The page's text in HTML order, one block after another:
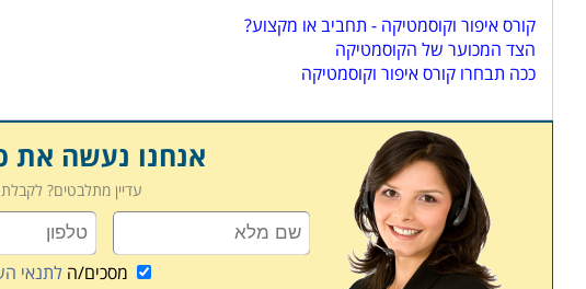
קורס איפור וקוסמטיקה - תחביב או מקצוע?
הצד המכוער של הקוסמטיקה
ככה תבחרו קורס איפור וקוסמטיקה
אנחנו נעשה את
עדיין מתלבטים?
מסכים/הלתנאי